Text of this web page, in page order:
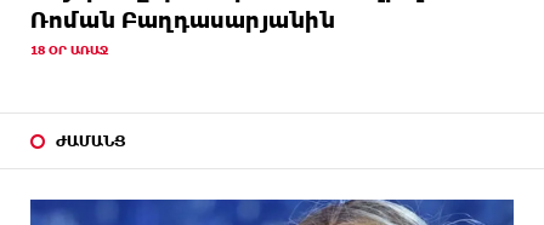
Ռոման Բաղդասարյանին
18 ՕՐ ԱՌԱՋ
ԺԱՄԱՆՑ